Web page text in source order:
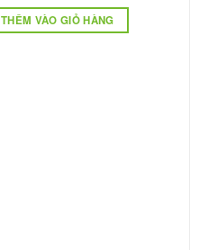
THÊM VÀO GIỎ HÀNG